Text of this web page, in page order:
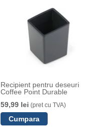
Recipient pentru deseuri
Coffee Point Durable
59,99 lei (pret cu TVA)